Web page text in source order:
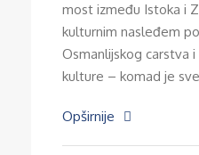
most između Istoka i
kulturnim nasleđem
Osmanlijskog carstva
kulture – komad je
Opširnije